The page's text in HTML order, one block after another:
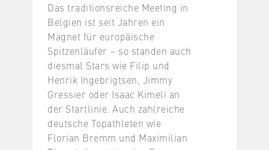
Das traditionsreiche Meeting in
Belgien ist seit Jahren ein
Magnet für europäische
Spitzenläufer – so standen auch
diesmal Stars wie Filip und
Henrik Ingebrigtsen, Jimmy
Gressier oder Isaac Kimeli an
der Startlinie. Auch zahlreiche
deutsche Topathleten wie
Florian Bremm und Maximilian